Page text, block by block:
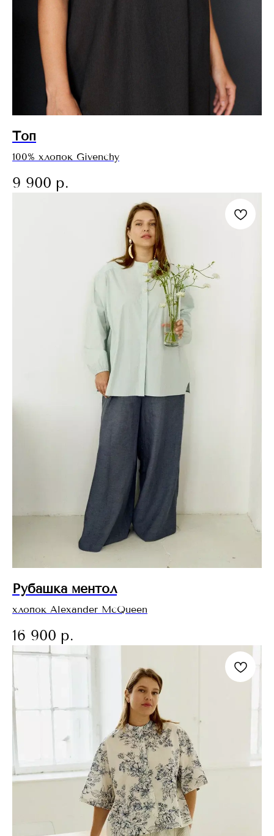
Топ
100% хлопок Givenchy
9 900 р.
Рубашка ментол
хлопок Alexander McQueen
16 900 р.